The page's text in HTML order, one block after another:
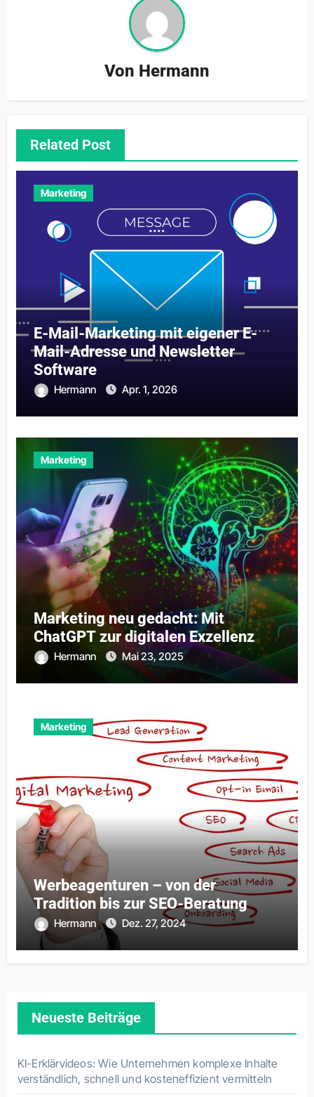
Von Hermann
Related Post
Marketing
E-Mail-Marketing mit eigener E-
Mail-Adresse und Newsletter
Software
Hermann Apr. 1, 2026
Marketing
Marketing neu gedacht: Mit
ChatGPT zur digitalen Exzellenz
Hermann Mai 23, 2025
Marketing
Werbeagenturen – von der
Tradition bis zur SEO-Beratung
Hermann Dez. 27, 2024
Neueste Beiträge
KI-Erklärvideos: Wie Unternehmen komplexe Inhalte
verständlich, schnell und kosteneffizient vermitteln